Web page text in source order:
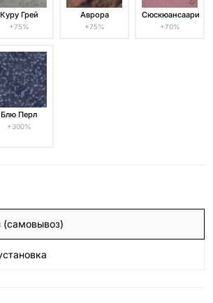
Куру Грей
+75%
Аврора
+75%
Сюскюансаари
+70%
Блю Перл
+300%
(самовывоз)